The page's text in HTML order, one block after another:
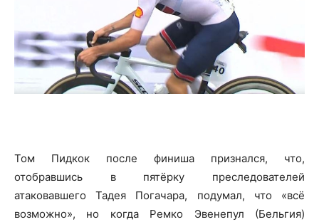
Том Пидкок после финиша признался, что,
отобравшись в пятёрку преследователей
атаковавшего Тадея Погачара, подумал, что «всё
возможно», но когда Ремко Эвенепул (Бельгия)